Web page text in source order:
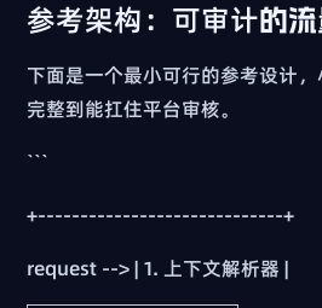
参考架构：可审计的
下面是一个最小可行的参考设计，
完整到能扛住平台审核。
```
+-----------------------------+
request --> | 1. 上下文解析器 |